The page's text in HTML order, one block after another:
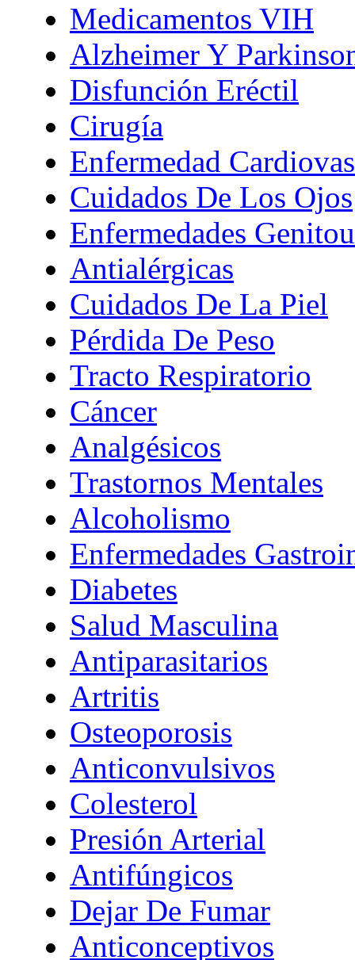
Medicamentos VIH
Alzheimer Y
Disfunción Eréctil
Cirugía
Enfermedad
Cuidados De Los Ojos
Enfermedades
Antialérgicas
Cuidados De La Piel
Pérdida De Peso
Tracto Respiratorio
Cáncer
Analgésicos
Trastornos Mentales
Alcoholismo
Enfermedades
Diabetes
Salud Masculina
Antiparasitarios
Artritis
Osteoporosis
Anticonvulsivos
Colesterol
Presión Arterial
Antifúngicos
Dejar De Fumar
Anticonceptivos